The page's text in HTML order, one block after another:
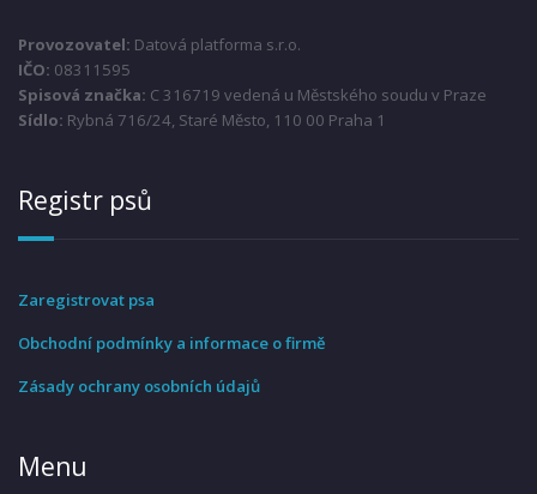
Provozovatel: Datová platforma s.r.o.
IČO: 08311595
Spisová značka: C 316719 vedená u Městského soudu v Praze
Sídlo: Rybná 716/24, Staré Město, 110 00 Praha 1
Registr psů
Zaregistrovat psa
Obchodní podmínky a informace o firmě
Zásady ochrany osobních údajů
Menu